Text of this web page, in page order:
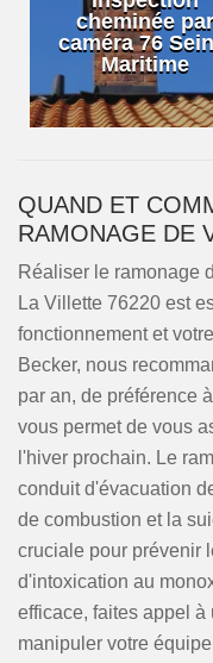
cheminée par
caméra 76
Maritime
QUAND ET
RAMONAGE DE
Réaliser le ramonage
La Villette 76220 est
fonctionnement et
Becker, nous
par an, de préférence
vous permet de vous
l'hiver prochain. Le
conduit d'évacuation
de combustion et la
cruciale pour prévenir
d'intoxication au
efficace, faites appel
manipuler votre